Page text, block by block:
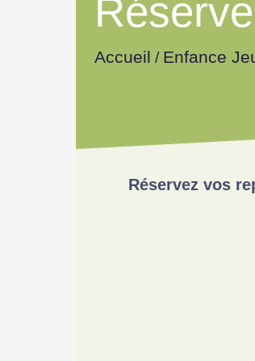
Accueil / Enfance
Réservez vos